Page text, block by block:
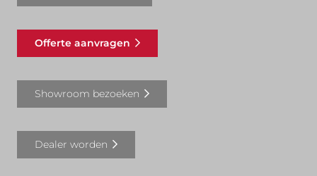
Offerte aanvragen
Showroom bezoeken
Dealer worden